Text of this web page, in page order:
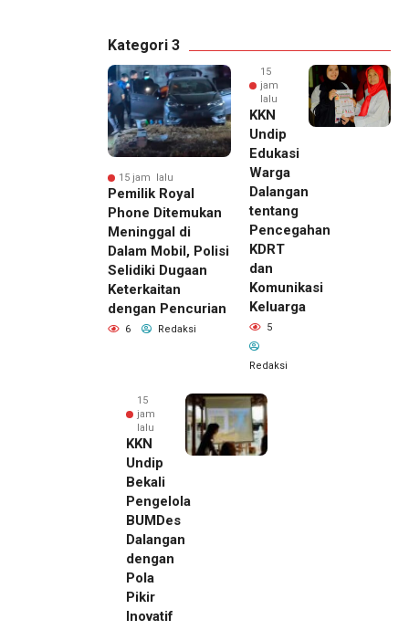
Kategori 3
15 jam lalu
Pemilik Royal
Phone Ditemukan
Meninggal di
Dalam Mobil, Polisi
Selidiki Dugaan
Keterkaitan
dengan Pencurian
6 Redaksi
15
jam
lalu
KKN
Undip
Edukasi
Warga
Dalangan
tentang
Pencegahan
KDRT
dan
Komunikasi
Keluarga
5
Redaksi
15
jam
lalu
KKN
Undip
Bekali
Pengelola
BUMDes
Dalangan
dengan
Pola
Pikir
Inovatif